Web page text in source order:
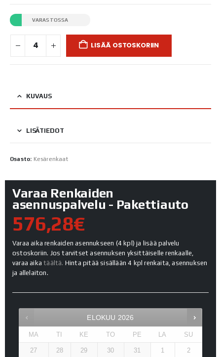
VARASTOSSA
LISÄÄ OSTOSKORIIN
KUVAUS
LISÄTIEDOT
Osasto: Kesärenkaat
Varaa Renkaiden
asennuspalvelu - Pakettiauto
576,28€
Varaa aika renkaiden asennukseen (4 kpl) ja lisää palvelu
ostoskoriin. Jos tarvitset asennuksen yksittäiselle renkaalle,
varaa aikatäältä. Hinta pitää sisällään 4 kpl renkaita, asennuksen
ja allelaiton.
ELOKUU 2026
MA TI KE TO PE LA SU
27 28 29 30 31 1 2